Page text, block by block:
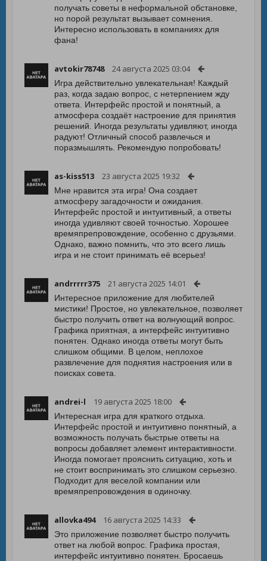
получать советы в неформальной обстановке,
но порой результат вызывает сомнения.
Интересно использовать в компаниях для
фана!
avtokir78748 24 августа 2025 03:04
Игра действительно увлекательная! Каждый
раз, когда задаю вопрос, с нетерпением жду
ответа. Интерфейс простой и понятный, а
атмосфера создаёт настроение для принятия
решений. Иногда результаты удивляют, иногда
радуют! Отличный способ развлечься и
поразмышлять. Рекомендую попробовать!
as-kiss513 23 августа 2025 19:32
Мне нравится эта игра! Она создает
атмосферу загадочности и ожидания.
Интерфейс простой и интуитивный, а ответы
иногда удивляют своей точностью. Хорошее
времяпрепровождение, особенно с друзьями.
Однако, важно помнить, что это всего лишь
игра и не стоит принимать её всерьез!
andrrrrr375 21 августа 2025 14:01
Интересное приложение для любителей
мистики! Простое, но увлекательное, позволяет
быстро получить ответ на волнующий вопрос.
Графика приятная, а интерфейс интуитивно
понятен. Однако иногда ответы могут быть
слишком общими. В целом, неплохое
развлечение для поднятия настроения или в
поисках совета.
andrei-l 19 августа 2025 18:00
Интересная игра для краткого отдыха.
Интерфейс простой и интуитивно понятный, а
возможность получать быстрые ответы на
вопросы добавляет элемент интерактивности.
Иногда помогает прояснить ситуацию, хоть и
не стоит воспринимать это слишком серьезно.
Подходит для веселой компании или
времяпрепровождения в одиночку.
allovka494 16 августа 2025 14:33
Это приложение позволяет быстро получить
ответ на любой вопрос. Графика простая,
интерфейс интуитивно понятен. Бросаешь